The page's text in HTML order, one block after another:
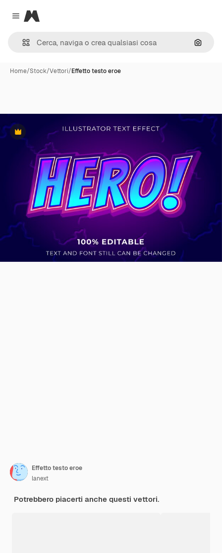
Close menu
Magnific
Cerca
Home/Stock/Vettori/Effetto testo eroe
Premium
Effetto testo eroe
lanext
Potrebbero piacerti anche questi vettori.